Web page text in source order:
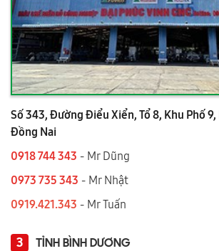
Số 343, Đường Điểu Xiển, Tổ 8, Khu Phố 9,
Đồng Nai
0918 744 343 - Mr Dũng
0973 735 343 - Mr Nhật
0919.421.343 ​​​​​​ - Mr Tuấn
3 TỈNH BÌNH DƯƠNG